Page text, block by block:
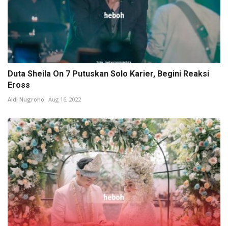
Duta Sheila On 7 Putuskan Solo Karier, Begini Reaksi
Eross
Aldi Nugroho Aug 16, 2022